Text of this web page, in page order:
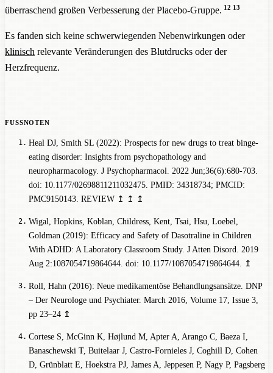
überraschend großen Verbesserung der Placebo-Gruppe. 12 13
Es fanden sich keine schwerwiegenden Nebenwirkungen oder
klinisch relevante Veränderungen des Blutdrucks oder der
Herzfrequenz.
Heal DJ, Smith SL (2022): Prospects for new drugs to treat binge-
eating disorder: Insights from psychopathology and
neuropharmacology. J Psychopharmacol. 2022 Jun;36(6):680-703.
doi: 10.1177/02698811211032475. PMID: 34318734; PMCID:
PMC9150143. REVIEW ↥ ↥ ↥
Wigal, Hopkins, Koblan, Childress, Kent, Tsai, Hsu, Loebel,
Goldman (2019): Efficacy and Safety of Dasotraline in Children
With ADHD: A Laboratory Classroom Study. J Atten Disord. 2019
Aug 2:1087054719864644. doi: 10.1177/1087054719864644.
↥
Roll, Hahn (2016): Neue medikamentöse Behandlungsansätze. DNP
– Der Neurologe und Psychiater. March 2016, Volume 17, Issue 3,
pp 23–24 ↥
Cortese S, McGinn K, Højlund M, Apter A, Arango C, Baeza I,
Banaschewski T, Buitelaar J, Castro-Fornieles J, Coghill D, Cohen
D, Grünblatt E, Hoekstra PJ, James A, Jeppesen P, Nagy P, Pagsberg